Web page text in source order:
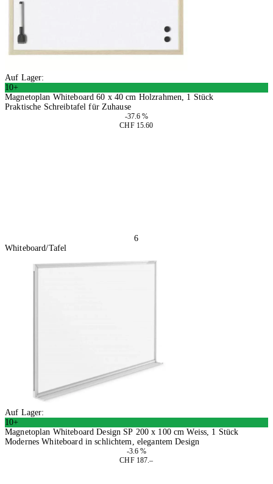
Auf Lager:
10+
Magnetoplan Whiteboard 60 x 40 cm Holzrahmen, 1 Stück
Praktische Schreibtafel für Zuhause
-37.6 %
CHF 15.60
6
Whiteboard/Tafel
Auf Lager:
10+
Magnetoplan Whiteboard Design SP 200 x 100 cm Weiss, 1 Stück
Modernes Whiteboard in schlichtem, elegantem Design
-3.6 %
CHF 187.–